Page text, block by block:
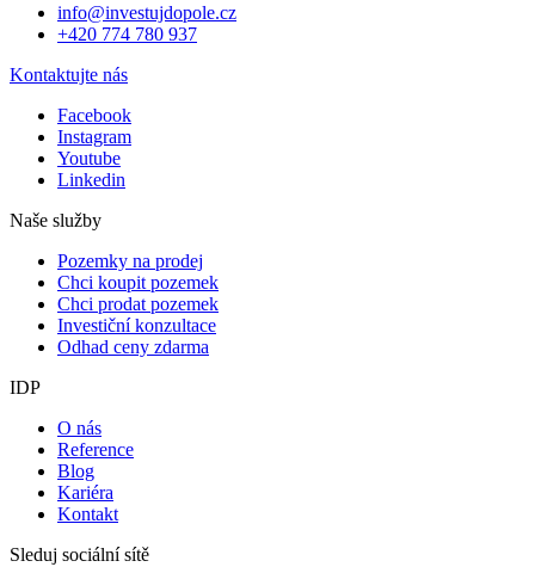
info@investujdopole.cz
+420 774 780 937
Kontaktujte nás
Facebook
Instagram
Youtube
Linkedin
Naše služby
Pozemky na prodej
Chci koupit pozemek
Chci prodat pozemek
Investiční konzultace
Odhad ceny zdarma
IDP
O nás
Reference
Blog
Kariéra
Kontakt
Sleduj sociální sítě